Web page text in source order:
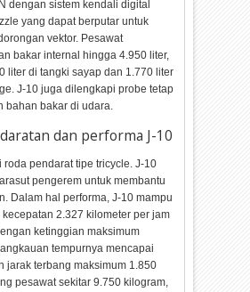
dengan sistem kendali digital
yang dapat berputar untuk
vektor. Pesawat
bakar internal hingga 4.950 liter,
liter di tangki sayap dan 1.770 liter
J-10 juga dilengkapi probe tetap
bahan bakar di udara.
dan performa J-10
roda pendarat tipe tricycle. J-10
pengerem untuk membantu
Dalam hal performa, J-10 mampu
2.327 kilometer per jam
ketinggian maksimum
tempurnya mencapai
jarak terbang maksimum 1.850
pesawat sekitar 9.750 kilogram,